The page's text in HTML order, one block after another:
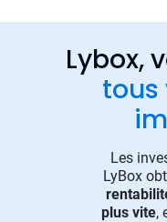
Lybox,
tous
Les
LyBox
plus vite,